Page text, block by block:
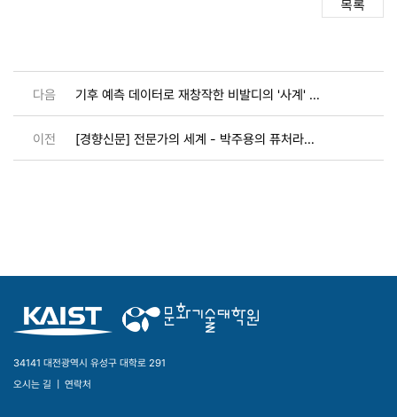
다음 기후 예측 데이터로 재창작한 비발디의 '사계' 공연
이전 [경향신문] 전문가의 세계 - 박주용의 퓨처라마 (44)
34141 대전광역시 유성구 대학로 291
오시는 길 | 연락처